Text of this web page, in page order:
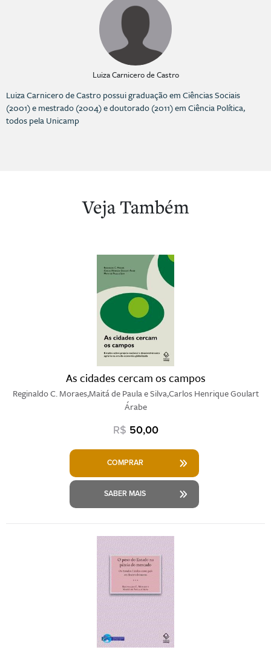
Luiza Carnicero de Castro
Luiza Carnicero de Castro possui graduação em Ciências Sociais
(2001) e mestrado (2004) e doutorado (2011) em Ciência Política,
todos pela Unicamp
Veja Também
As cidades cercam os campos
Reginaldo C. Moraes,Maitá de Paula e Silva,Carlos Henrique Goulart
Árabe
R$ 50,00
COMPRAR
SABER MAIS